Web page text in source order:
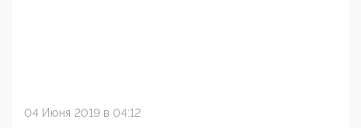
04 Июня 2019 в 04:12